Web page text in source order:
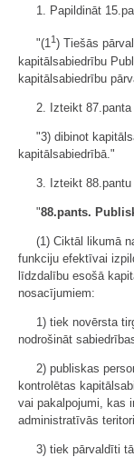
1. Papildināt
"(11 ) Tiešās
kapitālsabiedrību
kapitālsabiedrību
2. Izteikt
"3) dibinot
kapitālsabiedrībā."
3. Izteikt
"88.pants.
(1) Ciktāl likumā
funkciju efektīvai
līdzdalību esošā
nosacījumiem:
1) tiek novērsta
nodrošināt
2) publiskas
kontrolētas
vai pakalpojumi, kas
administratīvās
3) tiek pārvaldīti